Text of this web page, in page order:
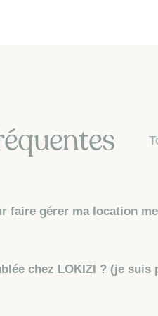
faire gérer ma location
chez LOKIZI ? (je suis